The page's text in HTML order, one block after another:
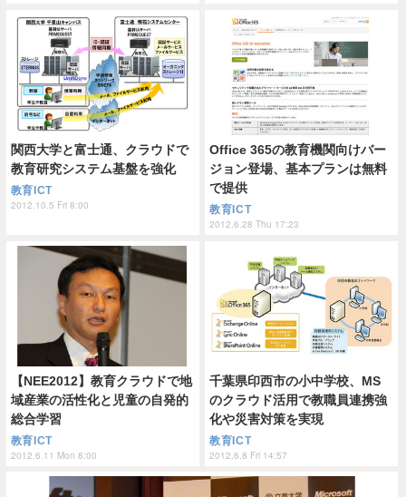
関西大学と富士通、クラウドで
教育研究システム基盤を強化
教育ICT
2012.10.5 Fri 8:00
Office 365の教育機関向けバー
ジョン登場、基本プランは無料
で提供
教育ICT
2012.6.28 Thu 17:23
【NEE2012】教育クラウドで地
域産業の活性化と児童の自発的
総合学習
教育ICT
2012.6.11 Mon 8:00
千葉県印西市の小中学校、MS
のクラウド活用で教職員連携強
化や災害対策を実現
教育ICT
2012.6.8 Fri 14:57